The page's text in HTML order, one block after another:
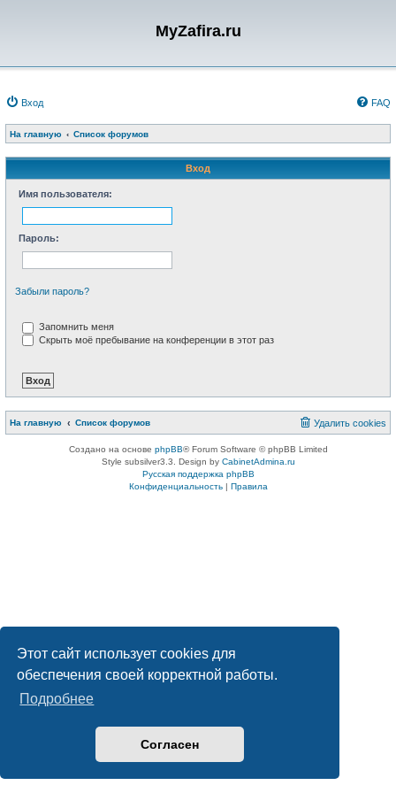
Этот сайт использует cookies для
обеспечения своей корректной работы.
Подробнее
Согласен
MyZafira.ru
Вход FAQ
На главную Список форумов
Вход
Имя пользователя:
Пароль:
Забыли пароль?
Запомнить меня
Скрыть моё пребывание на конференции в этот раз
На главную Список форумов Удалить cookies
Создано на основе phpBB® Forum Software © phpBB Limited
Style subsilver3.3. Design by CabinetAdmina.ru
Русская поддержка phpBB
Конфиденциальность| Правила